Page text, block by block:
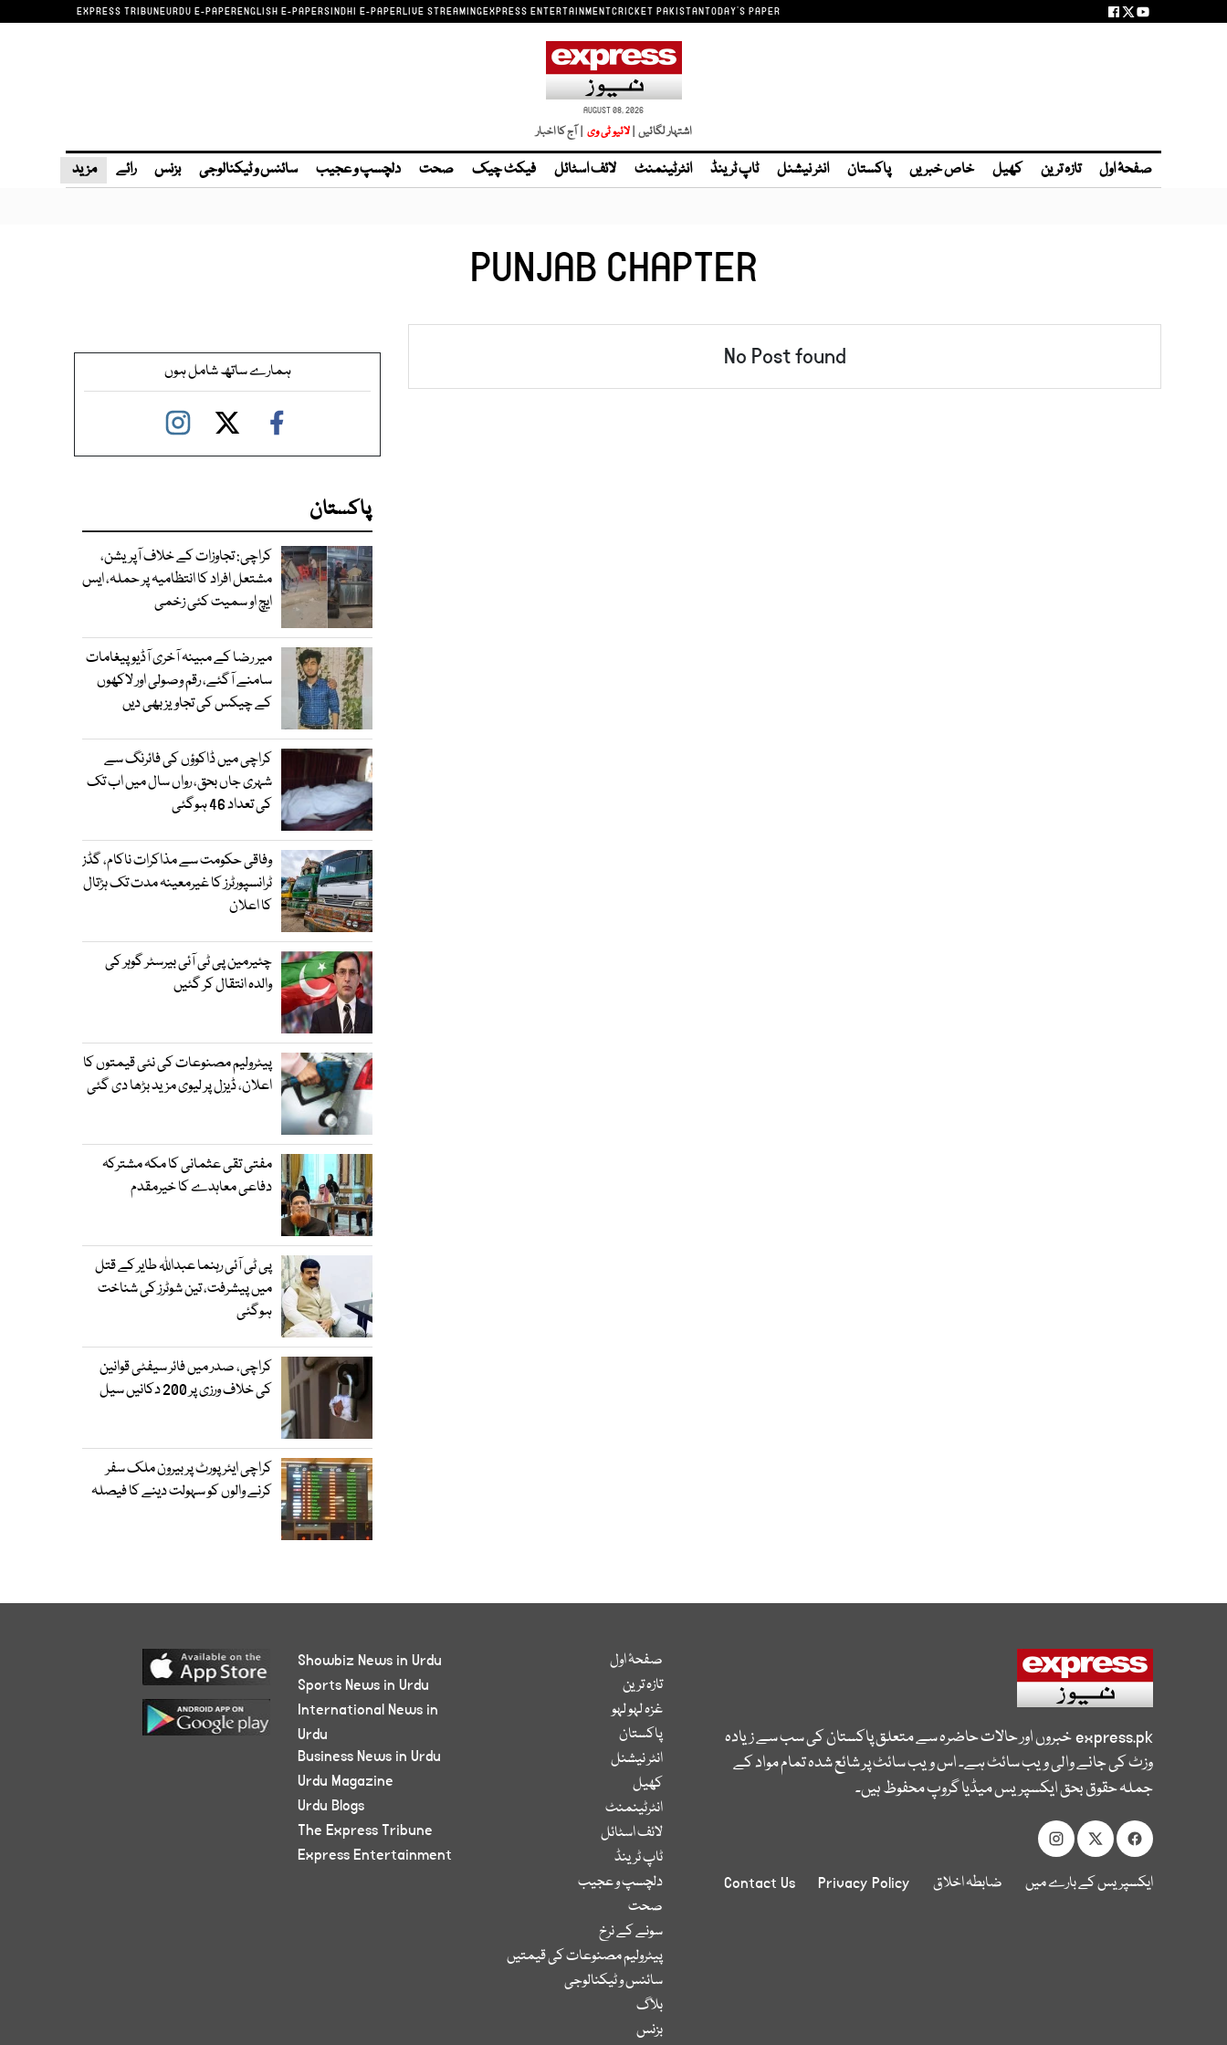
EXPRESS TRIBUNEURDU E-PAPERENGLISH E-PAPERSINDHI E-PAPERLIVE STREAMINGEXPRESS ENTERTAINMENTCRICKET PAKISTANTODAY'S PAPER
AUGUST 08, 2026
اشتہار لگائیں |لائیو ٹی وی | آج کا اخبار
صفحۂ اول تازہ ترین کھیل خاص خبریں پاکستان انٹر نیشنل ٹاپ ٹرینڈ انٹرٹینمنٹ لائف اسٹائل فیکٹ چیک صحت دلچسپ و عجیب سائنس و ٹیکنالوجی بزنس رائے مزید
PUNJAB CHAPTER
No Post found ہمارے ساتھ شامل ہوں
پاکستان
کراچی: تجاوزات کے خلاف آپریشن،
مشتعل افراد کا انتظامیہ پر حملہ، ایس
ایچ او سمیت کئی زخمی
میر رضا کے مبینہ آخری آڈیو پیغامات
سامنے آگئے، رقم وصولی اور لاکھوں
کے چیکس کی تجاویز بھی دیں
کراچی میں ڈاکوؤں کی فائرنگ سے
شہری جاں بحق، رواں سال میں اب تک
کی تعداد 46 ہوگئی
وفاقی حکومت سے مذاکرات ناکام، گڈز
ٹرانسپورٹرز کا غیرمعینہ مدت تک ہڑتال
کا اعلان
چئیرمین پی ٹی آئی بیرسٹر گوہر کی
والدہ انتقال کر گئیں
پیٹرولیم مصنوعات کی نئی قیمتوں کا
اعلان، ڈیزل پر لیوی مزید بڑھا دی گئی
مفتی تقی عثمانی کا مکہ مشترکہ
دفاعی معاہدے کا خیرمقدم
پی ٹی آئی رہنما عبداللہ طایر کے قتل
میں پیشرفت، تین شوٹرز کی شناخت
ہوگئی
کراچی، صدر میں فائر سیفٹی قوانین
کی خلاف ورزی پر 200 دکانیں سیل
کراچی ایئرپورٹ پر بیرون ملک سفر
کرنے والوں کو سہولت دینے کا فیصلہ
express.pkخبروں اور حالات حاضرہ سے متعلق پاکستان کی سب سے زیادہ
وزٹ کی جانے والی ویب سائٹ ہے۔ اس ویب سائٹ پر شائع شدہ تمام مواد کے
جملہ حقوق بحق ایکسپریس میڈیا گروپ محفوظ ہیں۔
ایکسپریس کے بارے میں ضابطہ اخلاق Privacy Policy
Contact Us
صفحۂ اول
تازہ ترین
غزہ لہو لہو
پاکستان
انٹر نیشنل
کھیل
انٹرٹینمنٹ
لائف اسٹائل
ٹاپ ٹرینڈ
دلچسپ و عجیب
صحت
سونے کے نرخ
پیٹرولیم مصنوعات کی قیمتیں
سائنس و ٹیکنالوجی
بلاگ
بزنس
Showbiz News in Urdu
Sports News in Urdu
International News in
Urdu
Business News in Urdu
Urdu Magazine
Urdu Blogs
The Express Tribune
Express Entertainment